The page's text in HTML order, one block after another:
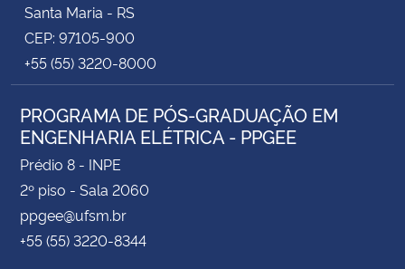
Santa Maria - RS
CEP: 97105-900
+55 (55) 3220-8000
PROGRAMA DE PÓS-GRADUAÇÃO EM
ENGENHARIA ELÉTRICA - PPGEE
Prédio 8 - INPE
2º piso - Sala 2060
ppgee@ufsm.br
+55 (55) 3220-8344